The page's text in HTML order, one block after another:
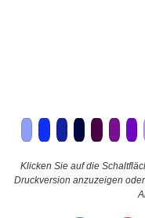
Klicken Sie auf die
Druckversion anzuzeigen